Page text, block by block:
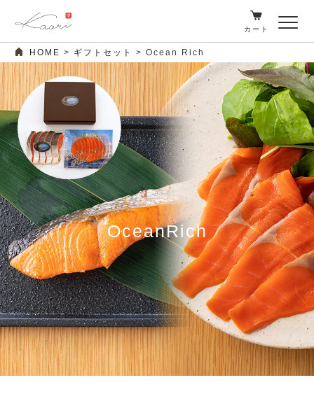
カート
HOME ギフトセット Ocean Rich
OceanRich